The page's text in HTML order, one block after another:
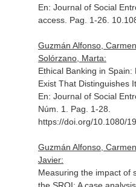
En: Journal of Social
access. Pag. 1-26.
Guzmán Alfonso,
Solórzano, Marta:
Ethical Banking in
Exist That Distinguishes
En: Journal of Social
Núm. 1. Pag. 1-28.
https://doi.org/10.1080/
Guzmán Alfonso,
Javier:
Measuring the impact of